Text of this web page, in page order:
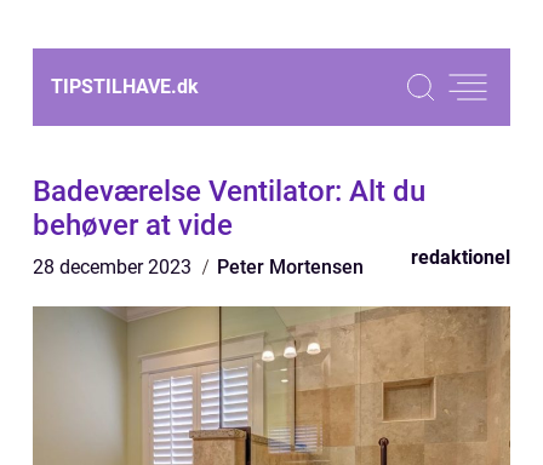
TIPSTILHAVE.dk
Badeværelse Ventilator: Alt du
behøver at vide
28 december 2023 Peter Mortensen redaktionel